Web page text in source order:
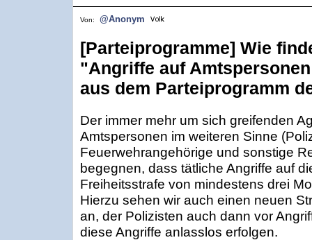
Von: @Anonym
[Parteiprogramme] Wie
"Angriffe auf
aus dem Parteiprogramm
Der immer mehr um sich greifenden
Amtspersonen im weiteren Sinne
Feuerwehrangehörige und sonstige
begegnen, dass tätliche Angriffe auf
Freiheitsstrafe von mindestens drei
Hierzu sehen wir auch einen neuen
an, der Polizisten auch dann vor
diese Angriffe anlasslos erfolgen.